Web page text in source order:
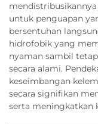
untuk penguapan
bersentuhan
hidrofobik yang
nyaman sambil
secara alami.
keseimbangan
secara signifikan
serta meningkatkan